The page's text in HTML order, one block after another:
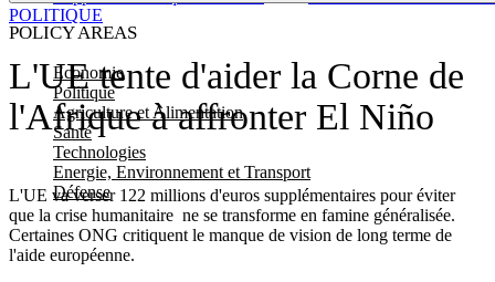
POLICY AREAS
Economie
Politique
Agriculture et Alimentation
Santé
Technologies
Energie, Environnement et Transport
Défense
L'UE tente d'aider la Corne de
l'Afrique à affronter El Niño
L'UE va verser 122 millions d'euros supplémentaires pour éviter
que la crise humanitaire ne se transforme en famine généralisée.
Certaines ONG critiquent le manque de vision de long terme de
l'aide européenne.
POLITIQUE